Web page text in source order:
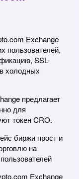
Exchange
пользователей,
SSL-
холодных
предлагает
для
токен CRO.
биржи прост и
на
Exchange